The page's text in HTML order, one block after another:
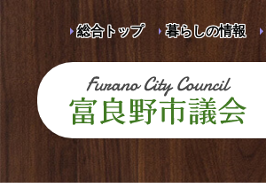
総合トップ 暮らしの情報
富良野市議会 Furano City
Council